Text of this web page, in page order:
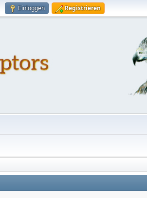
Einloggen Registrieren